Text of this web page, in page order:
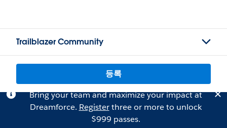
Trailblazer Community
등록
Bring your team and maximize your impact at
Dreamforce. Registerthree or more to unlock
$999 passes.